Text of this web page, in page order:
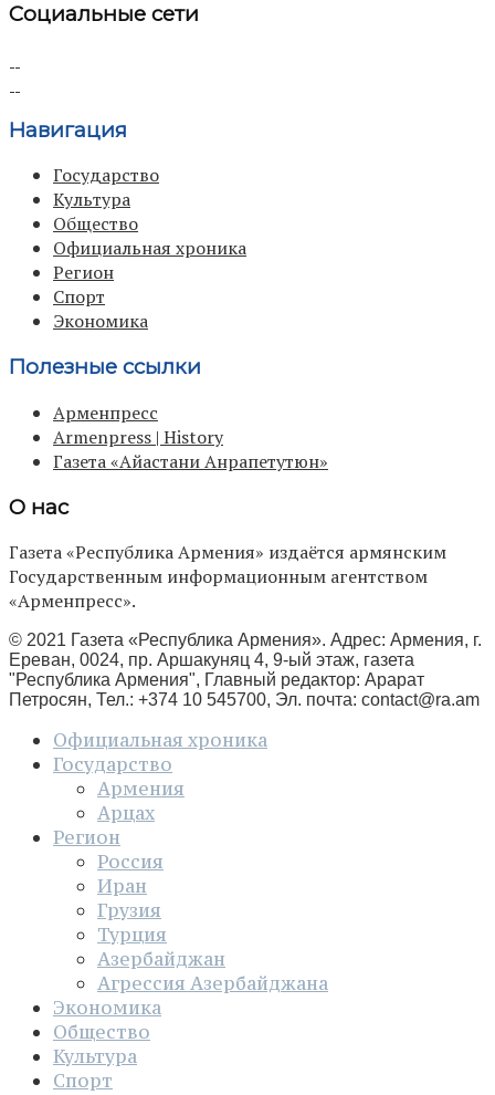
Социальные сети
Навигация
Государство
Культура
Общество
Официальная хроника
Регион
Спорт
Экономика
Полезные ссылки
Арменпресс
Armenpress | History
Газета «Айастани Анрапетутюн»
О нас
Газета «Республика Армения» издаётся армянским
Государственным информационным агентством
«Арменпресс».
© 2021 Газета «Республика Армения». Адрес: Армения, г.
Ереван, 0024, пр. Аршакуняц 4, 9-ый этаж, газета
"Республика Армения", Главный редактор: Арарат
Петросян, Тел.: +374 10 545700, Эл. почта: contact@ra.am
Официальная хроника
Государство
Армения
Арцах
Регион
Россия
Иран
Грузия
Турция
Азербайджан
Агрессия Азербайджана
Экономика
Общество
Культура
Спорт